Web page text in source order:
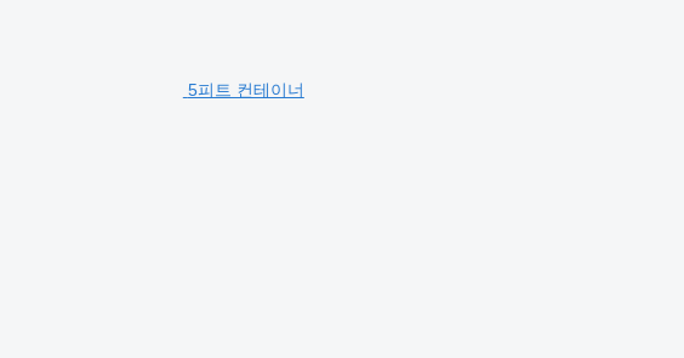
5피트 컨테이너